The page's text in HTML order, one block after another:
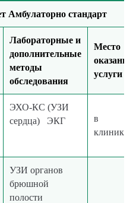
Амбулаторно стандарт
Лабораторные и
дополнительные
методы
обследования
Место
оказания
услуги
ЭХО-КС (УЗИ
сердца) ЭКГ
в
клинике
УЗИ органов
брюшной
полости